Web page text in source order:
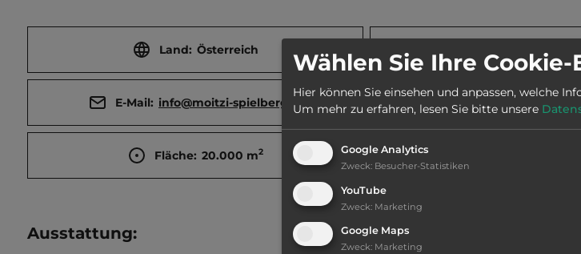
Land: Österreich
E-Mail: info@moitzi-spielberg.at Telefon: 0043
Fläche: 20.000 m2
Ausstattung:
Wählen Sie Ihre
Hier können Sie einsehen und anpassen, welche
Um mehr zu erfahren, lesen Sie bitte unsere
Google Analytics
Zweck: Besucher-Statistiken
YouTube
Zweck: Marketing
Google Maps
Zweck: Marketing